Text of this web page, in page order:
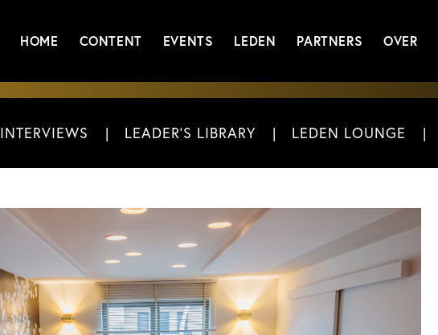
HOME CONTENT EVENTS LEDEN PARTNERS OVER
INTERVIEWS LEADER'S LIBRARY LEDEN LOUNGE